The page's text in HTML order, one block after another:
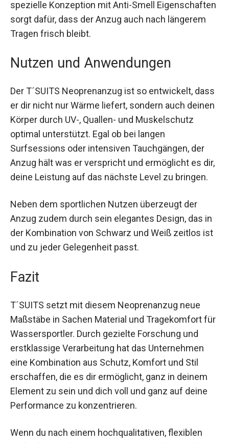
spezielle Konzeption mit Anti-Smell Eigenschaften
sorgt dafür, dass der Anzug auch nach längerem
Tragen frisch bleibt.
Nutzen und Anwendungen
Der T´SUITS Neoprenanzug ist so entwickelt, dass
er dir nicht nur Wärme liefert, sondern auch deinen
Körper durch UV-, Quallen- und Muskelschutz
optimal unterstützt. Egal ob bei langen
Surfsessions oder intensiven Tauchgängen, der
Anzug hält was er verspricht und ermöglicht es dir,
deine Leistung auf das nächste Level zu bringen.
Neben dem sportlichen Nutzen überzeugt der
Anzug zudem durch sein elegantes Design, das in
der Kombination von Schwarz und Weiß zeitlos ist
und zu jeder Gelegenheit passt.
Fazit
T´SUITS setzt mit diesem Neoprenanzug neue
Maßstäbe in Sachen Material und Tragekomfort für
Wassersportler. Durch gezielte Forschung und
erstklassige Verarbeitung hat das Unternehmen
eine Kombination aus Schutz, Komfort und Stil
erschaffen, die es dir ermöglicht, ganz in deinem
Element zu sein und dich voll und ganz auf deine
Performance zu konzentrieren.
Wenn du nach einem hochqualitativen, flexiblen